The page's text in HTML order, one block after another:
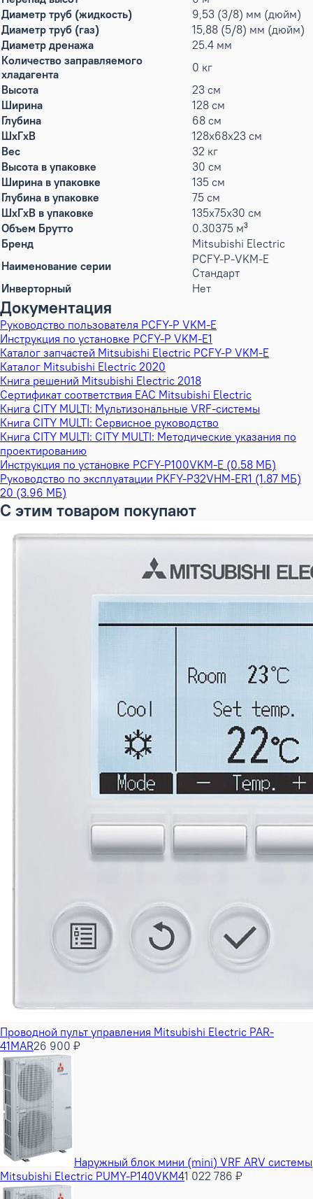
Диаметр труб (жидкость)
9,53 (3/8) мм (дюйм)
Диаметр труб (газ)
15,88 (5/8) мм (дюйм)
Диаметр дренажа
25.4 мм
Количество заправляемого
хладагента
0 кг
Высота
23 см
Ширина
128 см
Глубина
68 см
ШxГxВ
128x68x23 см
Вес
32 кг
Высота в упаковке
30 см
Ширина в упаковке
135 см
Глубина в упаковке
75 см
ШxГxВ в упаковке
135x75x30 см
Объем Брутто
0.30375 м³
Бренд
Mitsubishi Electric
Наименование серии
PCFY-P-VKM-E
Стандарт
Инверторный
Нет
Документация
Руководство пользователя PCFY-P VKM-E
Инструкция по установке PCFY-P VKM-E1
Каталог запчастей Mitsubishi Electric PCFY-P VKM-E
Каталог Mitsubishi Electric 2020
Книга решений Mitsubishi Electric 2018
Сертификат соответствия EAC Mitsubishi Electric
Книга CITY MULTI: Мультизональные VRF-системы
Книга CITY MULTI: Сервисное руководство
Книга CITY MULTI: CITY MULTI: Методические указания по
проектированию
Инструкция по установке PCFY-P100VKM-E (0.58 МБ)
Руководство по эксплуатации PKFY-P32VHM-ER1 (1.87 МБ)
20 (3.96 МБ)
С этим товаром покупают
Проводной пульт управления Mitsubishi Electric PAR-
41MAR26 900 ₽
Наружный блок мини (mini) VRF ARV системы
Mitsubishi Electric PUMY-P140VKM41 022 786 ₽